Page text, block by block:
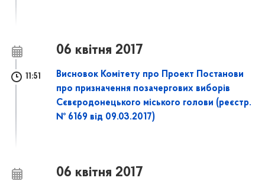
06 квітня 2017
11:51
Висновок Комітету про Проект Постанови
про призначення позачергових виборів
Сєвєродонецького міського голови (реєстр.
№ 6169 від 09.03.2017)
06 квітня 2017